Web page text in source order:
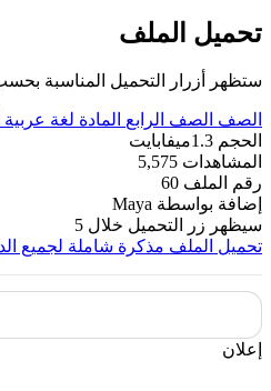
تحميل الملف
ستظهر أزرار التحميل المناسبة
الصف الصف الرابع المادة لغة عربية
الحجم 1.3ميفابايت
المشاهدات 5,575
رقم الملف 60
إضافة بواسطة Maya
سيظهر زر التحميل خلال 5
تحميل الملف مذكرة شاملة لجميع
إعلان